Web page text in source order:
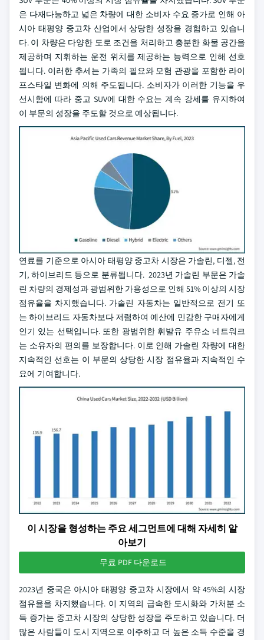
은 다재다능하고 넓은 차량에 대한 소비자 수요 증가로 인해 아
시아 태평양 중고차 산업에서 상당한 성장을 경험하고 있습니
다. 이 차량은 다양한 도로 조건을 처리하고 충분한 화물 공간을
제공하며 지휘하는 운전 위치를 제공하는 능력으로 인해 선호
됩니다. 이러한 추세는 가족의 필요와 모험 관광을 포함한 라이
프스타일 변화에 의해 주도됩니다. 소비자가 이러한 기능을 우
선시함에 따라 중고 SUV에 대한 수요는 계속 강세를 유지하여
이 부문의 성장을 주도할 것으로 예상됩니다.
연료를 기준으로 아시아 태평양 중고차 시장은 가솔린, 디젤, 전
기, 하이브리드 등으로 분류됩니다. 2023년 가솔린 부문은 가솔
린 차량의 경제성과 광범위한 가용성으로 인해 51% 이상의 시장
점유율을 차지했습니다. 가솔린 자동차는 일반적으로 전기 또
는 하이브리드 자동차보다 저렴하여 예산에 민감한 구매자에게
인기 있는 선택입니다. 또한 광범위한 휘발유 주유소 네트워크
는 소유자의 편의를 보장합니다. 이로 인해 가솔린 차량에 대한
지속적인 선호는 이 부문의 상당한 시장 점유율과 지속적인 수
요에 기여합니다.
이 시장을 형성하는 주요 세그먼트에 대해 자세히 알
아보기
무료 PDF 다운로드
2023년 중국은 아시아 태평양 중고차 시장에서 약 45%의 시장
점유율을 차지했습니다. 이 지역의 급속한 도시화와 가처분 소
득 증가는 중고차 시장의 상당한 성장을 주도하고 있습니다. 더
많은 사람들이 도시 지역으로 이주하고 더 높은 소득 수준을 경